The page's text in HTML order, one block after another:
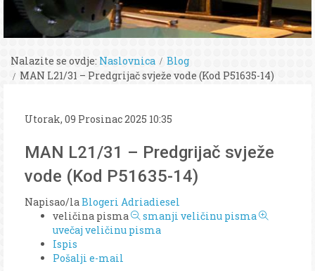
Nalazite se ovdje: Naslovnica
Blog
MAN L21/31 – Predgrijač svježe vode (Kod P51635-14)
Utorak, 09 Prosinac 2025 10:35
MAN L21/31 – Predgrijač svježe
vode (Kod P51635-14)
Napisao/la Blogeri Adriadiesel
veličina pisma
smanji veličinu pisma
uvečaj veličinu pisma
Ispis
Pošalji e-mail